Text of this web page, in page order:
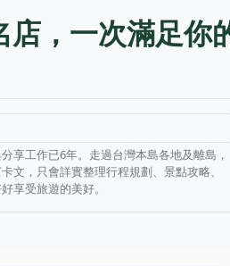
，一次滿足你
享工作已6年。走過台灣本島各地及離島，
文，只會詳實整理行程規劃、景點攻略、
享受旅遊的美好。